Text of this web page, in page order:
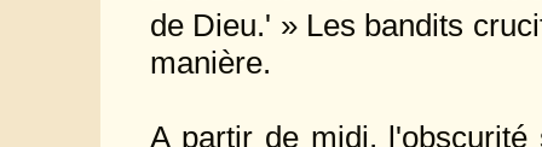
de Dieu.' » Les bandits
manière.
A partir de midi,